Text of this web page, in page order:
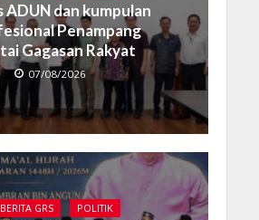
ADUN dan kumpulan
Penampang
Gagasan Rakyat
07/08/2026
BERITA GRS POLITIK